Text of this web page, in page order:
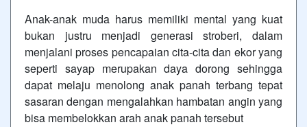
Anak-anak muda harus memiliki mental yang kuat
bukan justru menjadi generasi stroberi, dalam
menjalani proses pencapaian cita-cita dan ekor yang
seperti sayap merupakan daya dorong sehingga
dapat melaju menolong anak panah terbang tepat
sasaran dengan mengalahkan hambatan angin yang
bisa membelokkan arah anak panah tersebut